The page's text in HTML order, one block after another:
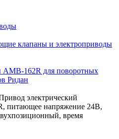
клапаны и электроприводы
AMВ-162R для поворотных
Ридан
электрический
питающее напряжение 24В,
время